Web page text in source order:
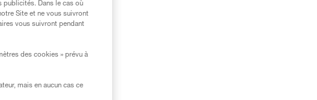
publicités. Dans le cas où
Site et ne vous suivront
vous suivront pendant
des cookies » prévu à
mais en aucun cas ce